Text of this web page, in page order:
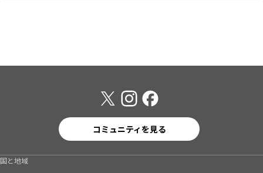
コミュニティを見る
国と地域